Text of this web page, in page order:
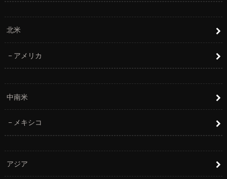
北米
アメリカ
中南米
メキシコ
アジア